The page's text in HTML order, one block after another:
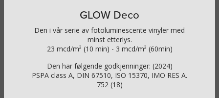
GLOW Deco
Den i vår serie av fotoluminescente vinyler med
minst etterlys.
23 mcd/m² (10 min) - 3 mcd/m² (60min)
Den har følgende godkjenninger: (2024)
PSPA class A, DIN 67510, ISO 15370, IMO RES A.
752 (18)